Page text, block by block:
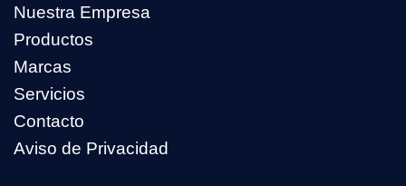
Nuestra Empresa
Productos
Marcas
Servicios
Contacto
Aviso de Privacidad